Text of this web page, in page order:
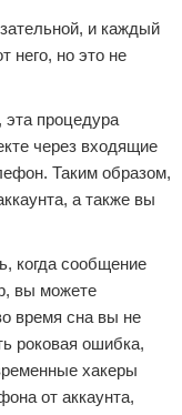
и каждый
него, но это не
процедура
через входящие
Таким образом,
а также вы
когда сообщение
вы можете
время сна вы не
роковая ошибка,
хакеры
от аккаунта,